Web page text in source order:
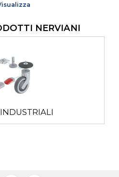
NERVIANI